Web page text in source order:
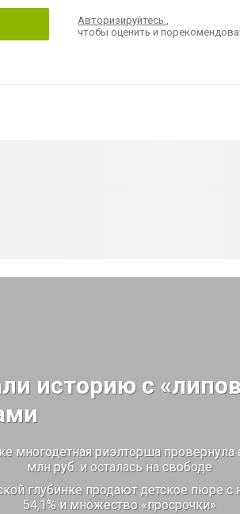
Авторизируйтесь,
чтобы оценить и
историю с
многодетная риэлторша провернула
млн руб. и осталась на свободе
глубинке продают детское пюре с
54,1% и множество «просрочки»